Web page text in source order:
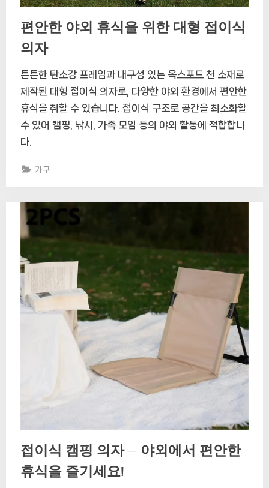
편안한 야외 휴식을 위한 대형 접이식
의자
튼튼한 탄소강 프레임과 내구성 있는 옥스포드 천 소재로
제작된 대형 접이식 의자로, 다양한 야외 환경에서 편안한
휴식을 취할 수 있습니다. 접이식 구조로 공간을 최소화할
수 있어 캠핑, 낚시, 가족 모임 등의 야외 활동에 적합합니
다.
가구
접이식 캠핑 의자 – 야외에서 편안한
휴식을 즐기세요!